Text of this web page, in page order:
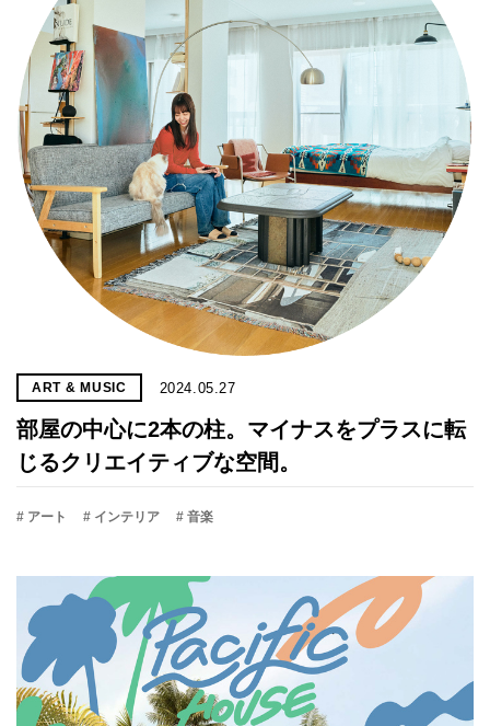
ART & MUSIC 2024.05.27
部屋の中心に2本の柱。マイナスをプラスに転
じるクリエイティブな空間。
# アート # インテリア # 音楽